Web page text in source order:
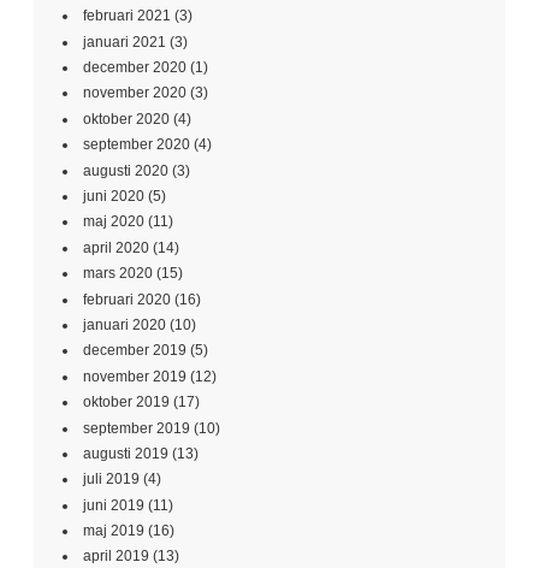
februari 2021 (3)
januari 2021 (3)
december 2020 (1)
november 2020 (3)
oktober 2020 (4)
september 2020 (4)
augusti 2020 (3)
juni 2020 (5)
maj 2020 (11)
april 2020 (14)
mars 2020 (15)
februari 2020 (16)
januari 2020 (10)
december 2019 (5)
november 2019 (12)
oktober 2019 (17)
september 2019 (10)
augusti 2019 (13)
juli 2019 (4)
juni 2019 (11)
maj 2019 (16)
april 2019 (13)